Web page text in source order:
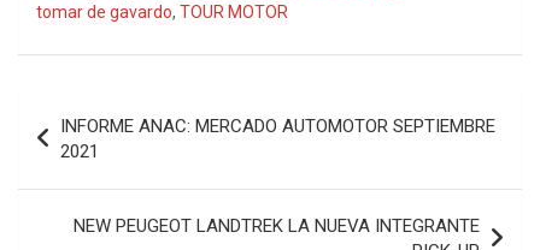
tomar de gavardo, TOUR MOTOR
de
entradas
INFORME ANAC: MERCADO AUTOMOTOR SEPTIEMBRE
2021
NEW PEUGEOT LANDTREK LA NUEVA INTEGRANTE